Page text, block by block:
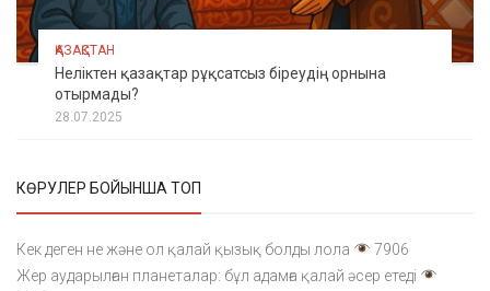
ҚАЗАҚСТАН
Неліктен қазақтар рұқсатсыз біреудің орнына
отырмады?
28.07.2025
КӨРУЛЕР БОЙЫНША ТОП
Кек деген не және ол қалай қызық болды лола
7906
Жер аударылған планеталар: бұл адамға қалай әсер етеді